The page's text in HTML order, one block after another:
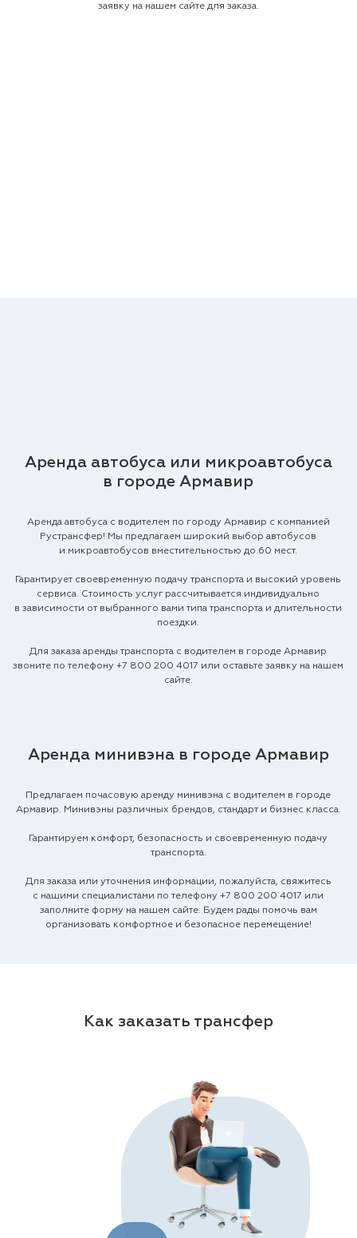
заявку на нашем сайте для заказа.
Аренда автобуса или микроавтобуса
в городе Армавир
Аренда автобуса с водителем по городу Армавир с компанией
Рустрансфер! Мы предлагаем широкий выбор автобусов
и микроавтобусов вместительностью до 60 мест.
Гарантирует своевременную подачу транспорта и высокий уровень
сервиса. Стоимость услуг рассчитывается индивидуально
в зависимости от выбранного вами типа транспорта и длительности
поездки.
Для заказа аренды транспорта с водителем в городе Армавир
звоните по телефону+7 800 200 4017 или оставьте заявку на нашем
сайте.
Аренда минивэна в городе Армавир
Предлагаем почасовую аренду минивэна с водителем в городе
Армавир. Минивэны различных брендов, стандарт и бизнес класса.
Гарантируем комфорт, безопасность и своевременную подачу
транспорта.
Для заказа или уточнения информации, пожалуйста, свяжитесь
с нашими специалистами по телефону+7 800 200 4017 или
заполните форму на нашем сайте. Будем рады помочь вам
организовать комфортное и безопасное перемещение!
Как заказать трансфер